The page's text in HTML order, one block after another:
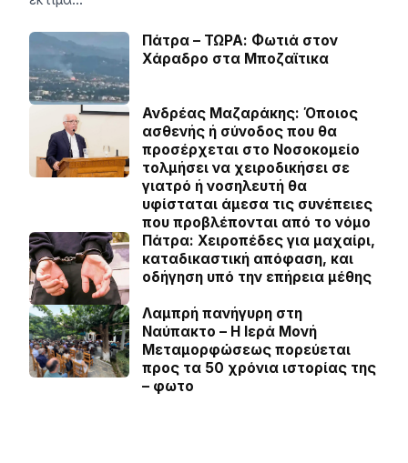
Πάτρα – ΤΩΡΑ: Φωτιά στον
Χάραδρο στα Μποζαϊτικα
Ανδρέας Μαζαράκης: Όποιος
ασθενής ή σύνοδος που θα
προσέρχεται στο Νοσοκομείο
τολμήσει να χειροδικήσει σε
γιατρό ή νοσηλευτή θα
υφίσταται άμεσα τις συνέπειες
που προβλέπονται από το νόμο
Πάτρα: Χειροπέδες για μαχαίρι,
καταδικαστική απόφαση, και
οδήγηση υπό την επήρεια μέθης
Λαμπρή πανήγυρη στη
Ναύπακτο – Η Ιερά Μονή
Μεταμορφώσεως πορεύεται
προς τα 50 χρόνια ιστορίας της
– φωτο